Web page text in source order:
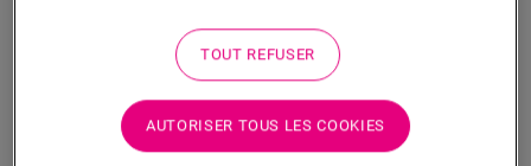
TOUT REFUSER
AUTORISER TOUS LES COOKIES